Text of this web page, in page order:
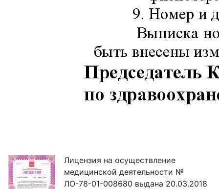
Лицензия на осуществление
медицинской деятельности №
ЛО-78-01-008680 выдана 20.03.2018